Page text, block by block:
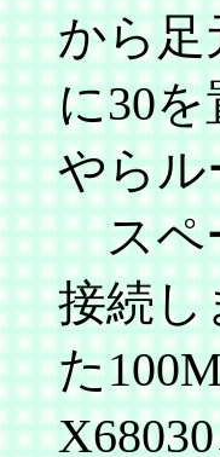
から足
に30
やらル
スペ
接続し
た